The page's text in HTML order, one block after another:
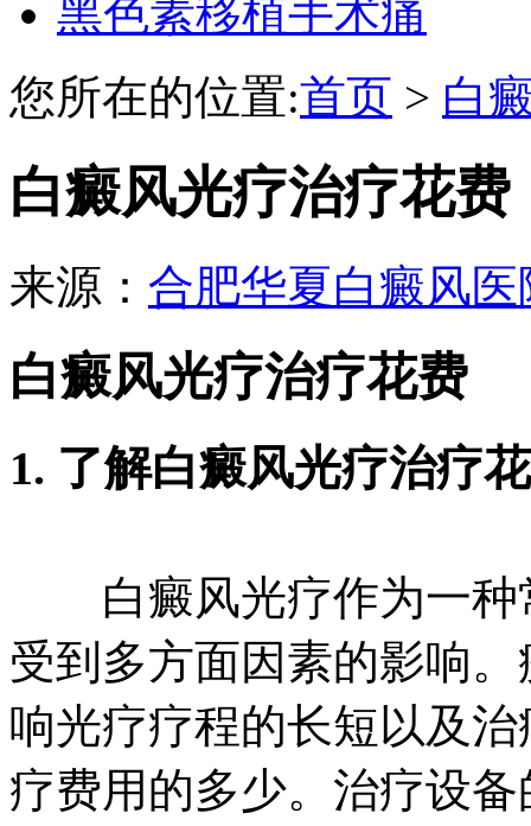
黑色素移植手术痛
您所在的位置:首页 > 白
白癜风光疗治疗花费
来源： 合肥华夏白癜风医
白癜风光疗治疗花费
1. 了解白癜风光疗治疗
白癜风光疗作为一种
受到多方面因素的影响
响光疗疗程的长短以及
疗费用的多少。治疗设